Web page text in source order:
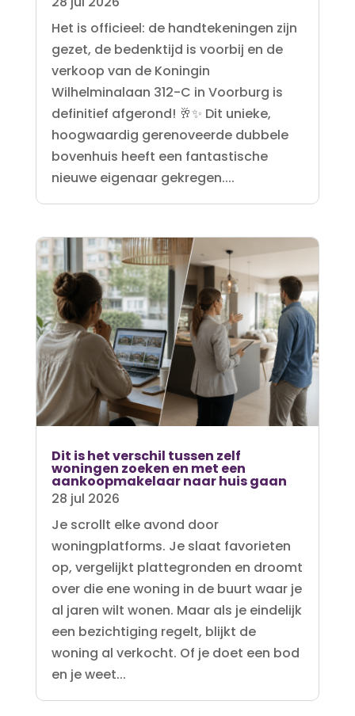
Het is officieel: de handtekeningen zijn
gezet, de bedenktijd is voorbij en de
verkoop van de Koningin
Wilhelminalaan 312-C in Voorburg is
definitief afgerond! 🥂✨ Dit unieke,
hoogwaardig gerenoveerde dubbele
bovenhuis heeft een fantastische
nieuwe eigenaar gekregen....
Dit is het verschil tussen zelf
woningen zoeken en met een
aankoopmakelaar naar huis gaan
28 jul 2026
Je scrollt elke avond door
woningplatforms. Je slaat favorieten
op, vergelijkt plattegronden en droomt
over die ene woning in de buurt waar je
al jaren wilt wonen. Maar als je eindelijk
een bezichtiging regelt, blijkt de
woning al verkocht. Of je doet een bod
en je weet...